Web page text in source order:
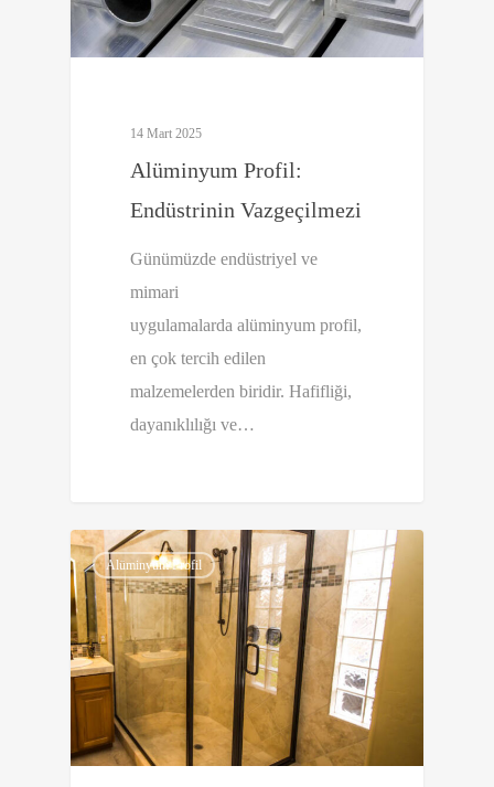
14 Mart 2025
Alüminyum Profil:
Endüstrinin Vazgeçilmezi
Günümüzde endüstriyel ve
mimari
uygulamalarda alüminyum profil,
en çok tercih edilen
malzemelerden biridir. Hafifliği,
dayanıklılığı ve…
Alüminyum Profil
0